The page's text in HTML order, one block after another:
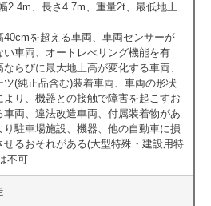
2.4m、長さ4.7m、重量2t、最低地上
40cmを超える車両、車両センサーが
い車両、オートレべリング機能を有
ならびに最大地上高が変化する車両、
ツ(純正品含む)装着車両、車両の形状
より、機器との接触で障害を起こすお
車両、違法改造車両、付属装着物があ
り駐車場施設、機器、他の自動車に損
せるおそれがある(大型特殊・建設用特
不可